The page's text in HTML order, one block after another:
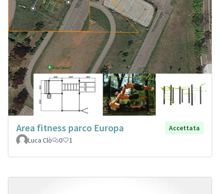
Area fitness parco Europa
Accettata
Luca Clò
0 1